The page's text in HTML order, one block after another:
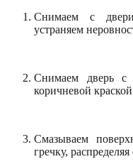
Снимаем с
устраняем
Снимаем дверь с
коричневой
Смазываем
гречку,